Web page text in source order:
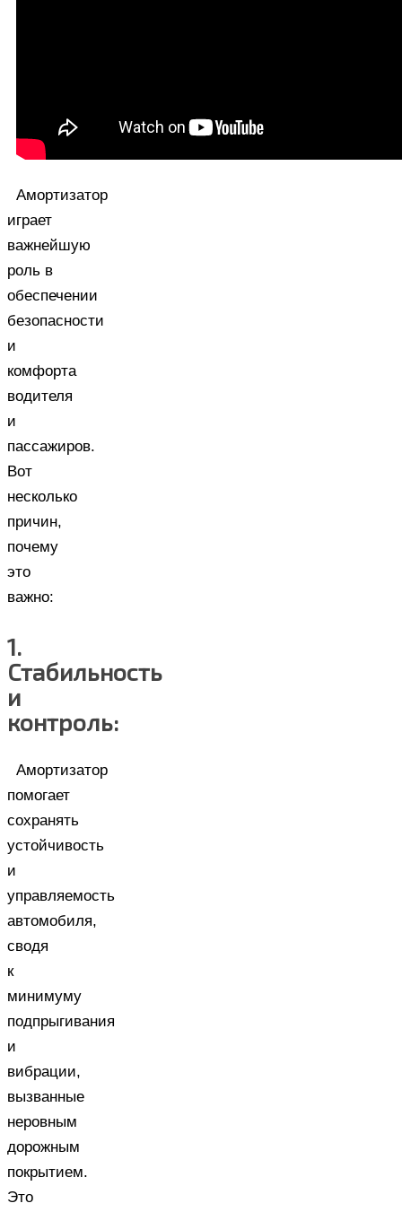
Амортизатор
играет
важнейшую
роль в
обеспечении
безопасности
и
комфорта
водителя
и
пассажиров.
Вот
несколько
причин,
почему
это
важно:
1.
Стабильность
и
контроль:
Амортизатор
помогает
сохранять
устойчивость
и
управляемость
автомобиля,
сводя
к
минимуму
подпрыгивания
и
вибрации,
вызванные
неровным
дорожным
покрытием.
Это